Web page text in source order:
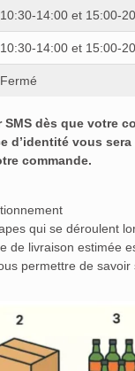
10:30-14:00 et 15:00-
10:30-14:00 et 15:00-
Fermé
SMS dès que votre
d’identité vous
commande.
qui se déroulent
de livraison estimée
permettre de savoir